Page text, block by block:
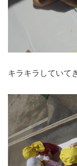
キラキラしていて